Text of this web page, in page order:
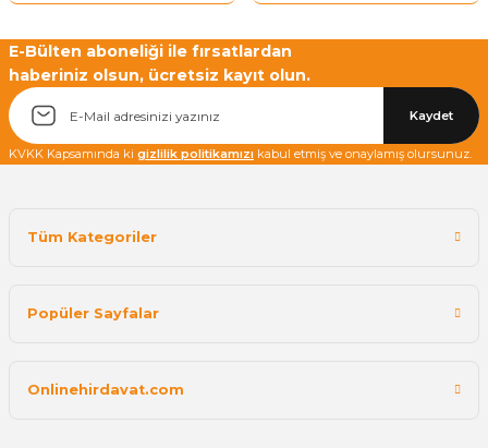
E-Bülten aboneliği ile fırsatlardan
haberiniz olsun, ücretsiz kayıt olun.
Kaydet
KVKK Kapsamında ki gizlilik politikamızı kabul etmiş ve onaylamış olursunuz.
Tüm Kategoriler
Popüler Sayfalar
Onlinehirdavat.com